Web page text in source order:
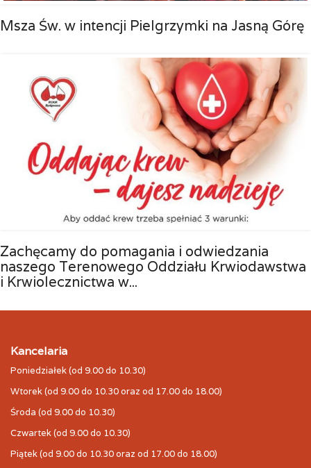
Msza Św. w intencji Pielgrzymki na Jasną Górę
Zachęcamy do pomagania i odwiedzania
naszego Terenowego Oddziału Krwiodawstwa
i Krwiolecznictwa w...
Kancelaria
Poniedziałek (od 9.00 do 10.30)
Wtorek (od 9.00 do 10.30 oraz od 17.00 do 18.00)
Środa (od 9.00 do 10.30)
Czwartek (od 9.00 do 10.30)
Piątek (od 9.00 do 10.30 oraz od 17.00 do 18.00)